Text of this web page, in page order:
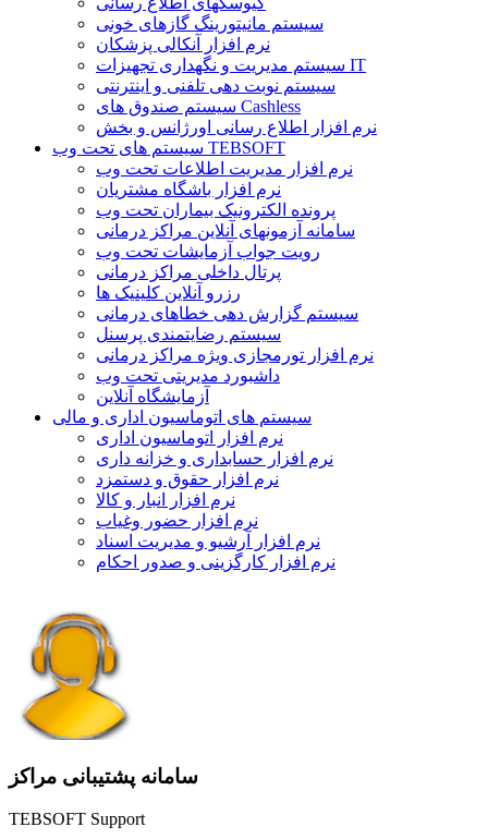
سیستم مانیتورینگ گازهای خونی
نرم افزار آنکالی پزشکان
سیستم مدیریت و نگهداری تجهیزات IT
سیستم نوبت دهی تلفنی و اینترنتی
سیستم صندوق های Cashless
نرم افزار اطلاع رسانی اورژانس و بخش
سیستم های تحت وب TEBSOFT
نرم افزار مدیریت اطلاعات تحت وب
نرم افزار باشگاه مشتریان
پرونده الکترونیک بیماران تحت وب
سامانه آزمونهای آنلاین مراکز درمانی
رویت جواب آزمایشات تحت وب
پرتال داخلی مراکز درمانی
رزرو آنلاین کلینیک ها
سیستم گزارش دهی خطاهای درمانی
سیستم رضایتمندی پرسنل
نرم افزار تورمجازی ویژه مراکز درمانی
داشبورد مدیریتی تحت وب
آزمایشگاه آنلاین
سیستم های اتوماسیون اداری و مالی
نرم افزار اتوماسیون اداری
نرم افزار حسابداری و خزانه داری
نرم افزار حقوق و دستمزد
نرم افزار انبار و کالا
نرم افزار حضور وغیاب
نرم افزار آرشیو و مدیریت اسناد
نرم افزار کارگزینی و صدور احکام
سامانه پشتیبانی مراکز
TEBSOFT Support